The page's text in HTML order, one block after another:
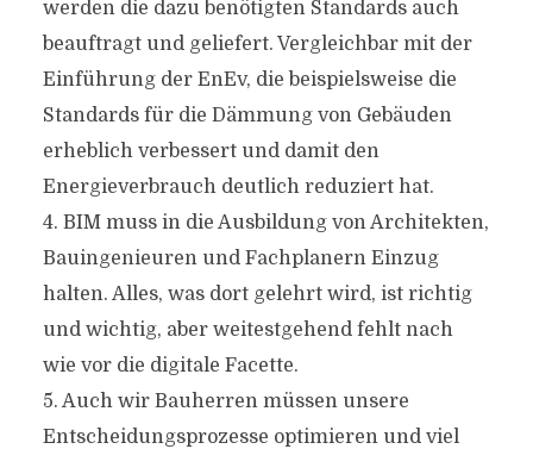
werden die dazu benötigten Standards auch
beauftragt und geliefert. Vergleichbar mit der
Einführung der EnEv, die beispielsweise die
Standards für die Dämmung von Gebäuden
erheblich verbessert und damit den
Energieverbrauch deutlich reduziert hat.
4. BIM muss in die Ausbildung von Architekten,
Bauingenieuren und Fachplanern Einzug
halten. Alles, was dort gelehrt wird, ist richtig
und wichtig, aber weitestgehend fehlt nach
wie vor die digitale Facette.
5. Auch wir Bauherren müssen unsere
Entscheidungsprozesse optimieren und viel